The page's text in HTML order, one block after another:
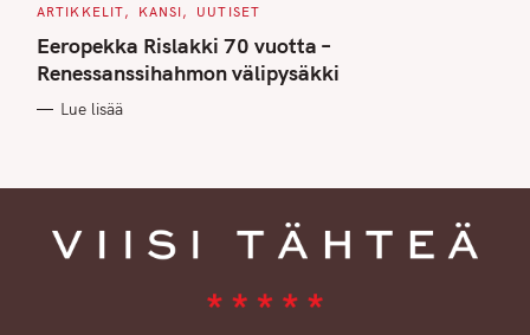
C
T
E
G
O
I
ARTIKKELIT KANSI UUTISET
Eeropekka Rislakki 70 vuotta –
Renessanssihahmon välipysäkki
Lue lisää